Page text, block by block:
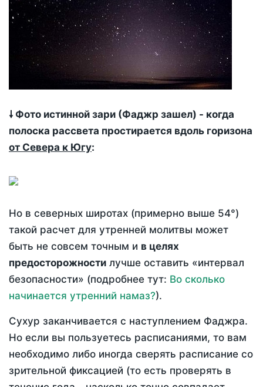
🠗 Фото истинной зари (Фаджр зашел) - когда
полоска рассвета простирается вдоль горизона
от Севера к Югу:
Но в северных широтах (примерно выше 54°)
такой расчет для утренней молитвы может
быть не совсем точным и в целях
предосторожности лучше оставить «интервал
безопасности» (подробнее тут: Во сколько
начинается утренний намаз?).
Сухур заканчивается с наступлением Фаджра.
Но если вы пользуетесь расписаниями, то вам
необходимо либо иногда сверять расписание со
зрительной фиксацией (то есть проверять в